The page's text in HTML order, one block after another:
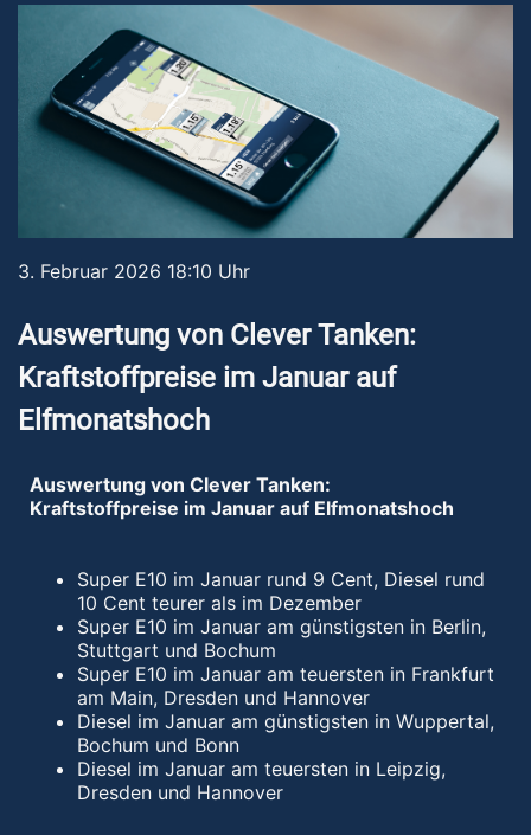
3. Februar 2026 18:10 Uhr
Auswertung von Clever Tanken:
Kraftstoffpreise im Januar auf
Elfmonatshoch
Auswertung von Clever Tanken:
Kraftstoffpreise im Januar auf Elfmonatshoch
Super E10 im Januar rund 9 Cent, Diesel rund
10 Cent teurer als im Dezember
Super E10 im Januar am günstigsten in Berlin,
Stuttgart und Bochum
Super E10 im Januar am teuersten in Frankfurt
am Main, Dresden und Hannover
Diesel im Januar am günstigsten in Wuppertal,
Bochum und Bonn
Diesel im Januar am teuersten in Leipzig,
Dresden und Hannover